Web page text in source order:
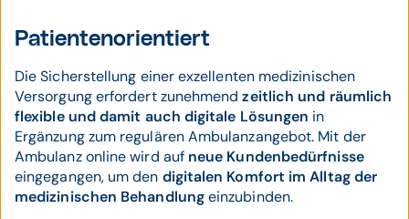
Patientenorientiert
Die Sicherstellung einer exzellenten medizinischen
Versorgung erfordert zunehmendzeitlich und räumlich
flexible und damit auch digitale Lösungen in
Ergänzung zum regulären Ambulanzangebot. Mit der
Ambulanz online wird auf neue Kundenbedürfnisse
eingegangen, um den digitalen Komfort im Alltag der
medizinischen Behandlungeinzubinden.